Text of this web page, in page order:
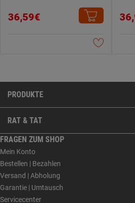
36,59€
PRODUKTE
RAT & TAT
FRAGEN ZUM SHOP
Mein Konto
Bestellen | Bezahlen
Versand | Abholung
Garantie | Umtausch
Servicecenter